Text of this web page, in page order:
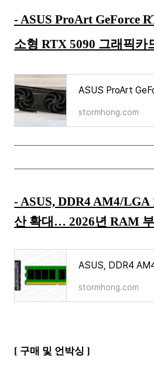
- ASUS ProArt GeForce
소형 RTX 5090 그래픽카
stormhong.com
- ASUS, DDR4 AM4/LGA
산 확대… 2026년 RAM
stormhong.com
[ 구매 및 언박싱 ]